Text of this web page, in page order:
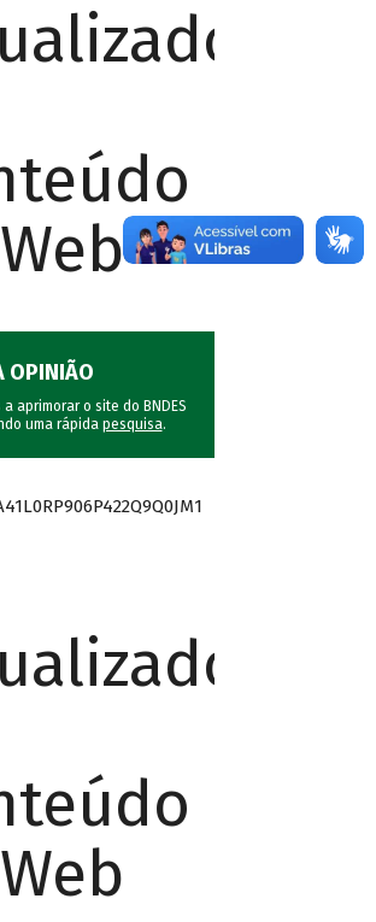
OPINIÃO
aprimorar o site do BNDES
uma rápida pesquisa.